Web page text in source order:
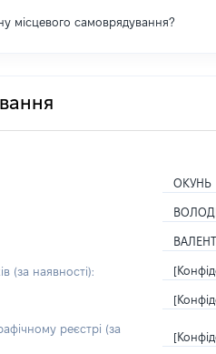
місцевого самоврядування?
ОКУНЬ
(за наявності):
реєстрі (за